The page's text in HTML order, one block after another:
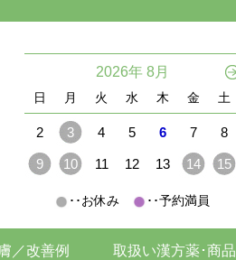
2026年 8月
日 月 火 水 木 金 土
2 3 4 5 6 7 8
9 10 11 12 13 14 15
･･お休み ･･予約満員
／改善例 取扱い漢方薬･商品